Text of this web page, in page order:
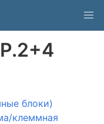
блоки)
клеммная